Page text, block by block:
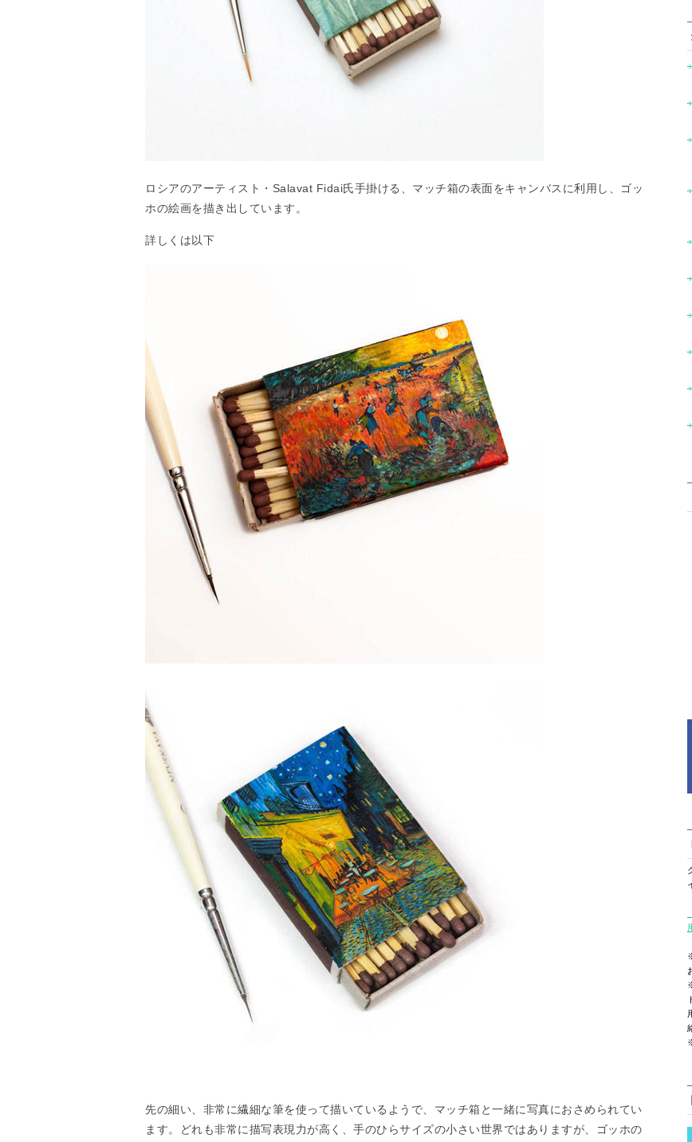
ロシアのアーティスト・Salavat Fidai氏手掛ける、マッチ箱の表面をキャンバスに利用し、ゴッ
ホの絵画を描き出しています。
詳しくは以下
先の細い、非常に繊細な筆を使って描いているようで、マッチ箱と一緒に写真におさめられてい
ます。どれも非常に描写表現力が高く、手のひらサイズの小さい世界ではありますが、ゴッホの